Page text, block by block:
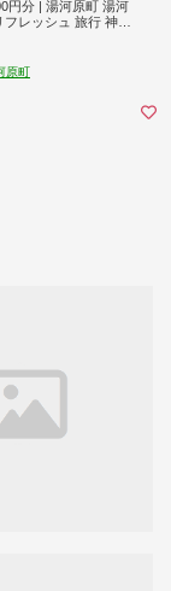
円分 | 湯河原町 湯河
レッシュ 旅行 神奈
原町